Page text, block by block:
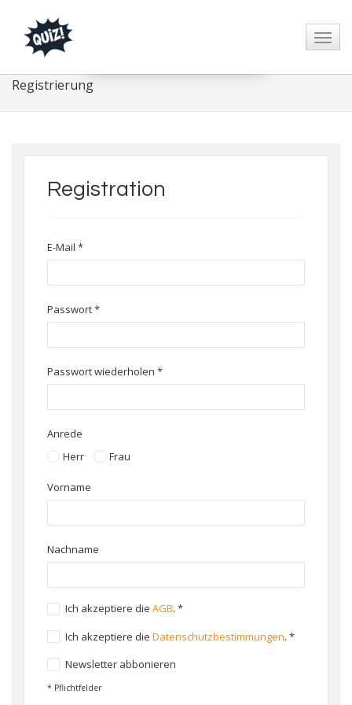
Registrierung
Registration
E-Mail *
Passwort*
Passwort wiederholen *
Anrede
Herr
Frau
Vorname
Nachname
Ich akzeptiere die AGB. *
Ich akzeptiere die Datenschutzbestimmungen. *
Newsletter abbonieren
* Pflichtfelder